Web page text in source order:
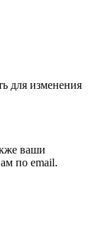
для изменения
ваши
по email.